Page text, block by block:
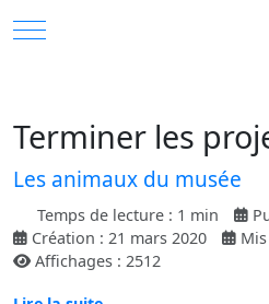
Mobile Menu Toggle
Terminer les
Les animaux du musée
Temps de lecture : 1 min
Création : 21 mars 2020
Affichages : 2512